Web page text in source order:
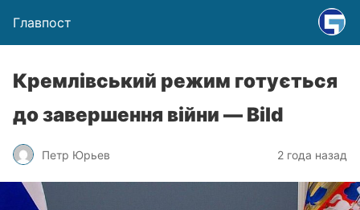
Главпост
Кремлівський режим готується
до завершення війни — Bild
Петр Юрьев 2 года назад